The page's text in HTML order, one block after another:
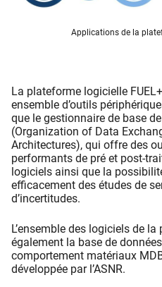
Applications de la
La plateforme logicielle
ensemble d’outils
que le gestionnaire de base
(Organization of Data
Architectures), qui offre des
performants de pré et post-
logiciels ainsi que la
efficacement des études de
d’incertitudes.
L’ensemble des logiciels de
également la base de
comportement matériaux
développée par l’ASNR.